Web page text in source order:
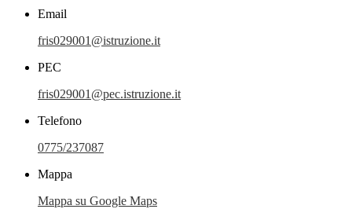
Email
fris029001@istruzione.it
PEC
fris029001@pec.istruzione.it
Telefono
0775/237087
Mappa
Mappa su Google Maps